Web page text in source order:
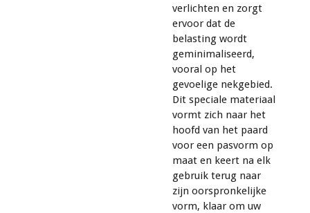
verlichten en zorgt
ervoor dat de
belasting wordt
geminimaliseerd,
vooral op het
gevoelige nekgebied.
Dit speciale materiaal
vormt zich naar het
hoofd van het paard
voor een pasvorm op
maat en keert na elk
gebruik terug naar
zijn oorspronkelijke
vorm, klaar om uw